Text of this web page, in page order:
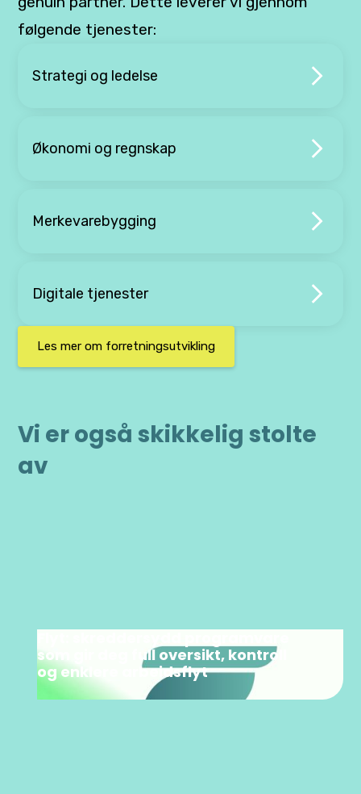
følgende tjenester:
Strategi og ledelse
Økonomi og regnskap
Merkevarebygging
Digitale tjenester
Les mer om forretningsutvikling
Vi er også skikkelig stolte
av
som gir deg full oversikt, kontroll
og enklere arbeidsflyt